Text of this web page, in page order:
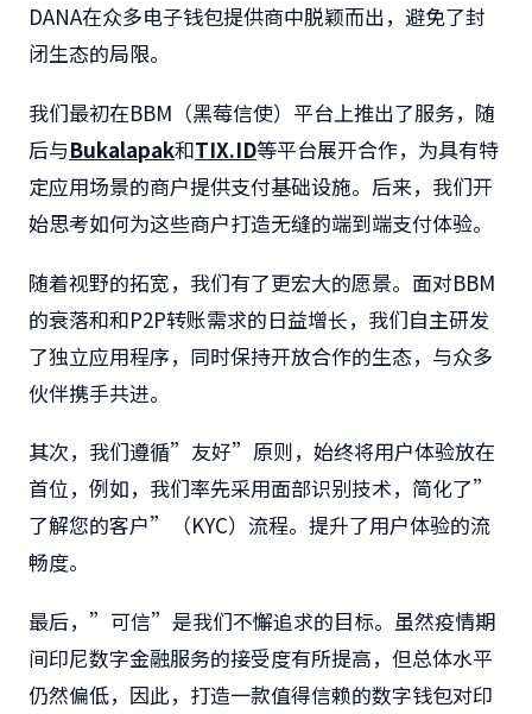
DANA在众多电子钱包提供商中脱颖而出，避免了封
闭生态的局限。
我们最初在BBM（黑莓信使）平台上推出了服务，随
后与Bukalapak和TIX.ID等平台展开合作，为具有特
定应用场景的商户提供支付基础设施。后来，我们开
始思考如何为这些商户打造无缝的端到端支付体验。
随着视野的拓宽，我们有了更宏大的愿景。面对BBM
的衰落和和P2P转账需求的日益增长，我们自主研发
了独立应用程序，同时保持开放合作的生态，与众多
伙伴携手共进。
其次，我们遵循”友好”原则，始终将用户体验放在
首位，例如，我们率先采用面部识别技术，简化了”
了解您的客户”（KYC）流程。提升了用户体验的流
畅度。
最后，”可信”是我们不懈追求的目标。虽然疫情期
间印尼数字金融服务的接受度有所提高，但总体水平
仍然偏低，因此，打造一款值得信赖的数字钱包对印